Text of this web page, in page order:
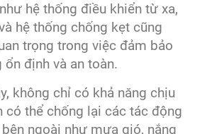
hệ thống điều khiển từ xa,
hệ thống chống kẹt cũng
trọng trong việc đảm bảo
định và an toàn.
không chỉ có khả năng chịu
có thể chống lại các tác động
ngoài như mưa gió, nắng